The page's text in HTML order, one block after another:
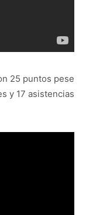
25 puntos pese
y 17 asistencias